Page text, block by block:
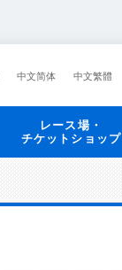
中文简体 中文繁體
レース場・
チケットショップ